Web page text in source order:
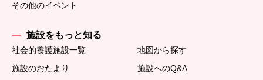
その他のイベント
施設をもっと知る
社会的養護施設一覧
地図から探す
施設のおたより
施設へのQ&A